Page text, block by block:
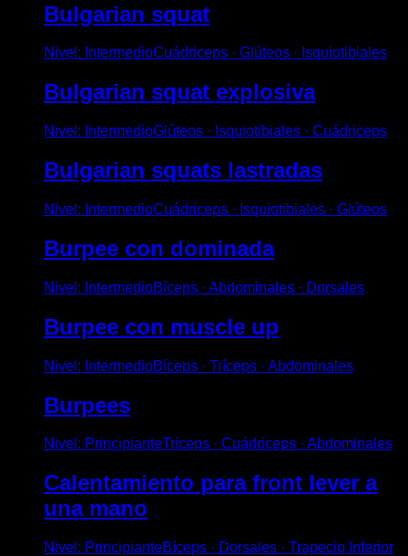
Bulgarian squat
Nivel : IntermedioCuádriceps · Glúteos · Isquiotibiales
Bulgarian squat explosiva
Nivel : IntermedioGlúteos · Isquiotibiales · Cuádriceps
Bulgarian squats lastradas
Nivel : IntermedioCuádriceps · Isquiotibiales · Glúteos
Burpee con dominada
Nivel : IntermedioBíceps · Abdominales · Dorsales
Burpee con muscle up
Nivel : IntermedioBíceps · Tríceps · Abdominales
Burpees
Nivel : PrincipianteTríceps · Cuádriceps · Abdominales
Calentamiento para front lever a
una mano
Nivel : PrincipianteBíceps · Dorsales · Trapecio Inferior